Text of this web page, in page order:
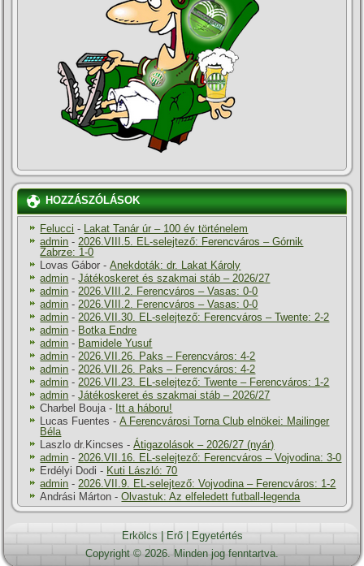
HOZZÁSZÓLÁSOK
Felucci -
Lakat Tanár úr – 100 év történelem
admin - 2026.VIII.5. EL-selejtező: Ferencváros – Górnik
Zabrze: 1-0
Lovas Gábor -Anekdoták: dr. Lakat Károly
admin -Játékoskeret és szakmai stáb – 2026/27
admin - 2026.VIII.2. Ferencváros – Vasas: 0-0
admin - 2026.VIII.2. Ferencváros – Vasas: 0-0
admin - 2026.VII.30. EL-selejtező: Ferencváros – Twente: 2-2
admin - Botka Endre
admin - Bamidele Yusuf
admin - 2026.VII.26. Paks – Ferencváros: 4-2
admin - 2026.VII.26. Paks – Ferencváros: 4-2
admin - 2026.VII.23. EL-selejtező: Twente – Ferencváros: 1-2
admin -Játékoskeret és szakmai stáb – 2026/27
Charbel Bouja - Itt a háboru!
Lucas Fuentes -A Ferencvárosi Torna Club elnökei: Mailinger
Béla
Laszlo dr.Kincses -Átigazolások – 2026/27 (nyár)
admin - 2026.VII.16. EL-selejtező: Ferencváros – Vojvodina: 3-0
Erdélyi Dodi - Kuti László: 70
admin - 2026.VII.9. EL-selejtező: Vojvodina – Ferencváros: 1-2
Andrási Márton -Olvastuk: Az elfeledett futball-legenda
Erkölcs Erő|
Egyetértés
Copyright © 2026. Minden jog fenntartva.